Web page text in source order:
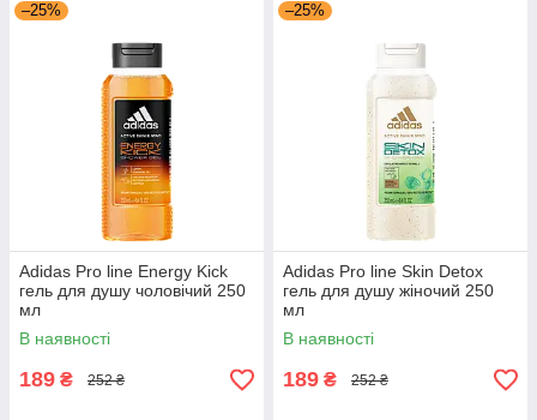
–25%
Adidas Pro line Energy Kick
гель для душу чоловічий 250
мл
В наявності
189 ₴ 252 ₴
–25%
Adidas Pro line Skin Detox
гель для душу жіночий 250
мл
В наявності
189 ₴ 252 ₴